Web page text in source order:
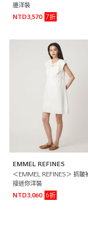
邊洋裝
NTD3,570
7折
EMMEL REFINES
＜EMMEL REFINES＞ 抓皺
接迷你洋裝
NTD3,060
6折